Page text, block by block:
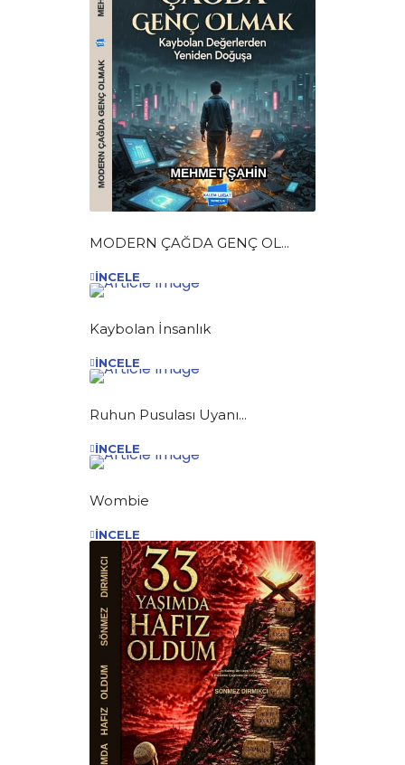
MODERN ÇAĞDA GENÇ OL...
İNCELE
Kaybolan İnsanlık
İNCELE
Ruhun Pusulası Uyanı...
İNCELE
Wombie
İNCELE